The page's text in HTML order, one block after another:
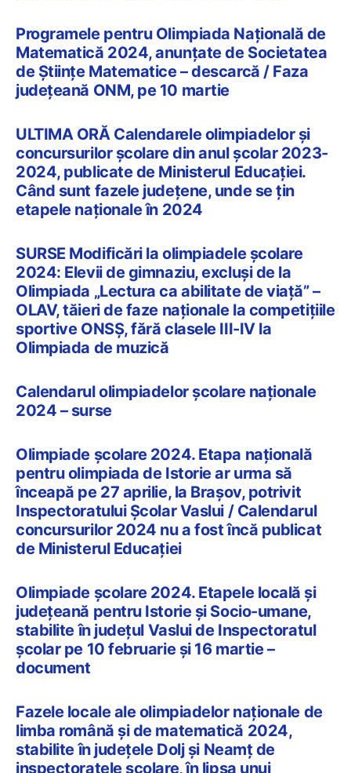
Programele pentru Olimpiada Națională de
Matematică 2024, anunțate de Societatea
de Științe Matematice – descarcă / Faza
județeană ONM, pe 10 martie
ULTIMA ORĂ Calendarele olimpiadelor și
concursurilor școlare din anul școlar 2023-
2024, publicate de Ministerul Educației.
Când sunt fazele județene, unde se țin
etapele naționale în 2024
SURSE Modificări la olimpiadele școlare
2024: Elevii de gimnaziu, excluși de la
Olimpiada „Lectura ca abilitate de viață” –
OLAV, tăieri de faze naționale la competițiile
sportive ONSȘ, fără clasele III-IV la
Olimpiada de muzică
Calendarul olimpiadelor școlare naționale
2024 – surse
Olimpiade școlare 2024. Etapa națională
pentru olimpiada de Istorie ar urma să
înceapă pe 27 aprilie, la Brașov, potrivit
Inspectoratului Școlar Vaslui / Calendarul
concursurilor 2024 nu a fost încă publicat
de Ministerul Educației
Olimpiade școlare 2024. Etapele locală și
județeană pentru Istorie și Socio-umane,
stabilite în județul Vaslui de Inspectoratul
școlar pe 10 februarie și 16 martie –
document
Fazele locale ale olimpiadelor naționale de
limba română și de matematică 2024,
stabilite în județele Dolj și Neamț de
inspectoratele școlare, în lipsa unui